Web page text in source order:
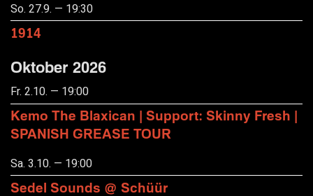
So. 27.9. — 19:30
1914
Oktober 2026
Fr. 2.10. — 19:00
Kemo The Blaxican | Support: Skinny Fresh |
SPANISH GREASE TOUR
Sa. 3.10. — 19:00
Sedel Sounds @ Schüür